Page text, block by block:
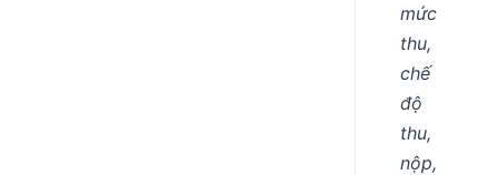
mức
thu,
chế
độ
thu,
nộp,